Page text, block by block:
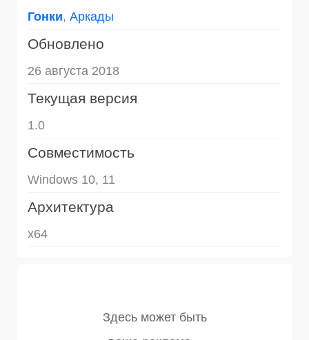
Гонки, Аркады
Обновлено
26 августа 2018
Текущая версия
1.0
Совместимость
Windows 10, 11
Архитектура
x64